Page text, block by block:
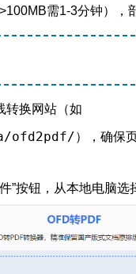
需1-3分钟），
转换网站（如
ofd2pdf/），确保
”按钮，从本地电脑选